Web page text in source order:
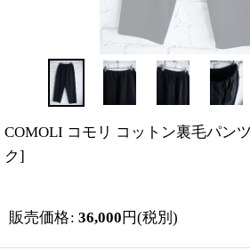
COMOLI コモリ コットン裏毛パン
ク]
販売価格: 36,000 円(税別)